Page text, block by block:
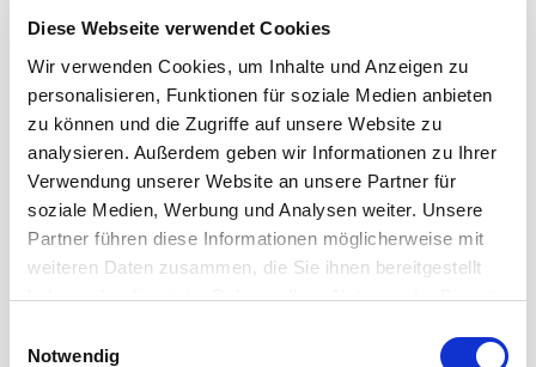
Diese Webseite verwendet Cookies
Wir verwenden Cookies, um Inhalte und Anzeigen zu
personalisieren, Funktionen für soziale Medien anbieten
zu können und die Zugriffe auf unsere Website zu
analysieren. Außerdem geben wir Informationen zu Ihrer
Verwendung unserer Website an unsere Partner für
soziale Medien, Werbung und Analysen weiter. Unsere
Partner führen diese Informationen möglicherweise mit
weiteren Daten zusammen, die Sie ihnen bereitgestellt
haben oder die sie im Rahmen Ihrer Nutzung der Dienste
Notwendig
TRANSMISSIONS
Cordial Data Cables
A wide range of solutions for the transmission of data
signals in a reasonable and manageable budget: the
data cables ...
Read more